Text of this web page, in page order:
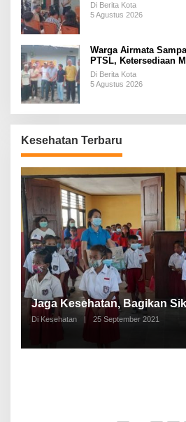
Di Berita Kota
5 Agustus 2026
Warga Airmata
PTSL, Ketersediaan
Pemakaman
Di Berita Kota
5 Agustus 2026
Kesehatan Terbaru
Jaga Kesehatan, Bagikan
Di Kesehatan | 25 September 2021